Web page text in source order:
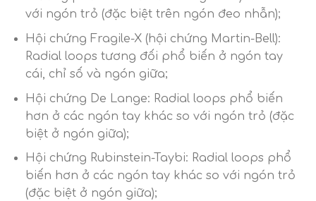
với ngón trỏ (đặc biệt trên ngón đeo nhẫn);
Hội chứng Fragile-X (hội chứng Martin-Bell):
Radial loops tương đối phổ biến ở ngón tay
cái, chỉ số và ngón giữa;
Hội chứng De Lange: Radial loops phổ biến
hơn ở các ngón tay khác so với ngón trỏ (đặc
biệt ở ngón giữa);
Hội chứng Rubinstein-Taybi: Radial loops phổ
biến hơn ở các ngón tay khác so với ngón trỏ
(đặc biệt ở ngón giữa);